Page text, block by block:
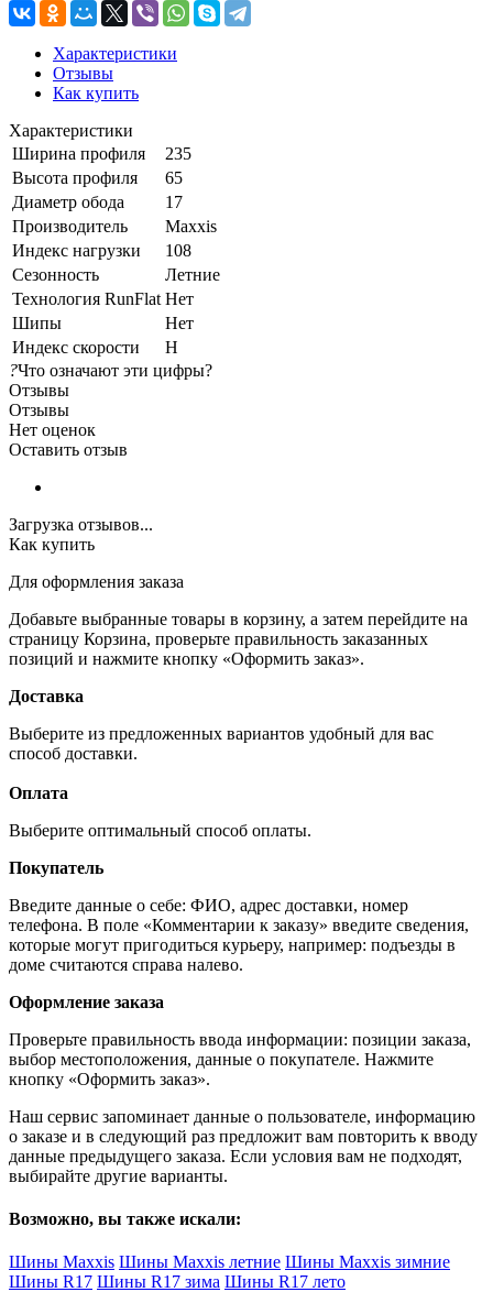
Характеристики
Отзывы
Как купить
Характеристики
Ширина профиля
235
Высота профиля
65
Диаметр обода
17
Производитель
Maxxis
Индекс нагрузки
108
Сезонность
Летние
Технология RunFlat Нет
Шипы
Нет
Индекс скорости
H
?Что означают эти цифры?
Отзывы
Отзывы
Нет оценок
Оставить отзыв
Загрузка отзывов...
Как купить
Для оформления заказа
Добавьте выбранные товары в корзину, а затем перейдите на
страницу Корзина, проверьте правильность заказанных
позиций и нажмите кнопку «Оформить заказ».
Доставка
Выберите из предложенных вариантов удобный для вас
способ доставки.
Оплата
Выберите оптимальный способ оплаты.
Покупатель
Введите данные о себе: ФИО, адрес доставки, номер
телефона. В поле «Комментарии к заказу» введите сведения,
которые могут пригодиться курьеру, например: подъезды в
доме считаются справа налево.
Оформление заказа
Проверьте правильность ввода информации: позиции заказа,
выбор местоположения, данные о покупателе. Нажмите
кнопку «Оформить заказ».
Наш сервис запоминает данные о пользователе, информацию
о заказе и в следующий раз предложит вам повторить к вводу
данные предыдущего заказа. Если условия вам не подходят,
выбирайте другие варианты.
Возможно, вы также искали:
Шины Maxxis Шины Maxxis летние Шины Maxxis зимние
Шины R17 Шины R17 зима Шины R17 лето